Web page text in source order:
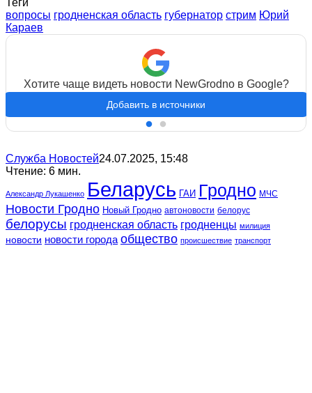
вопросы гродненская область губернатор стрим Юрий
Караев
Хотите чаще видеть новости NewGrodno в Google?
Добавить в источники
Служба Новостей24.07.2025, 15:48
Чтение: 6 мин.
Александр Лукашенко Беларусь ГАИ Гродно МЧС
Новости Гродно Новый Гродно автоновости белорус
белорусы гродненская область гродненцы милиция
новости новости города общество происшествие транспорт